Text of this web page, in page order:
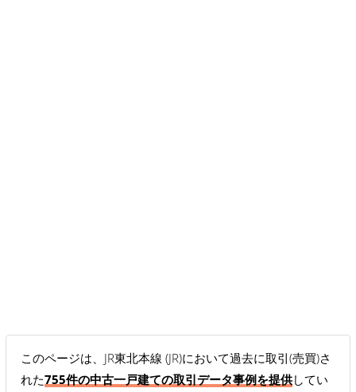
このページは、JR東北本線 (JR)において過去に取引(売買)さ
れた755件の中古一戸建ての取引データ事例を提供してい